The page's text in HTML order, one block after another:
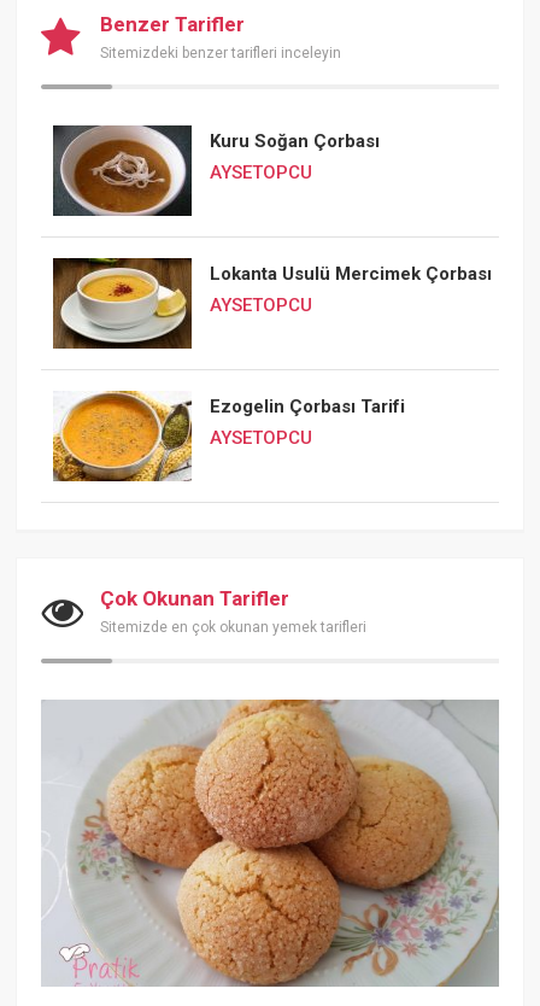
Benzer Tarifler
Sitemizdeki benzer tarifleri inceleyin
Kuru Soğan Çorbası
AYSETOPCU
Lokanta Usulü Mercimek Çorbası
AYSETOPCU
Ezogelin Çorbası Tarifi
AYSETOPCU
Çok Okunan Tarifler
Sitemizde en çok okunan yemek tarifleri